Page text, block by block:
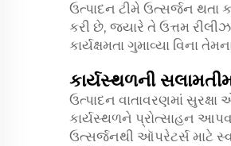
ઉત્પાદન ટીમે ઉત્સર્જન થતા
કરી છે, જ્યારે તે ઉત્તમ
કાર્યક્ષમતા ગુમાવ્યા વિના
કાર્યસ્થળની
ઉત્પાદન વાતાવરણમાં
કાર્યસ્થળને પ્રોત્સાહન
ઉત્સર્જનથી ઑપરેટર્સ માટે